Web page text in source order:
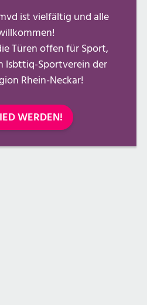
ist vielfältig und alle
Türen offen für Sport,
lsbttiq-Sportverein der
Rhein-Neckar!
WERDEN!